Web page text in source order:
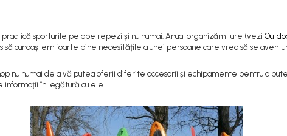
sporturile pe ape repezi şi nu numai. Anual organizăm ture (vezi
să cunoaştem foarte bine necesităţile a unei persoane care vrea să se
nu numai de a vă putea oferii diferite accesorii şi echipamente pentru a
informaţii în legătură cu ele.